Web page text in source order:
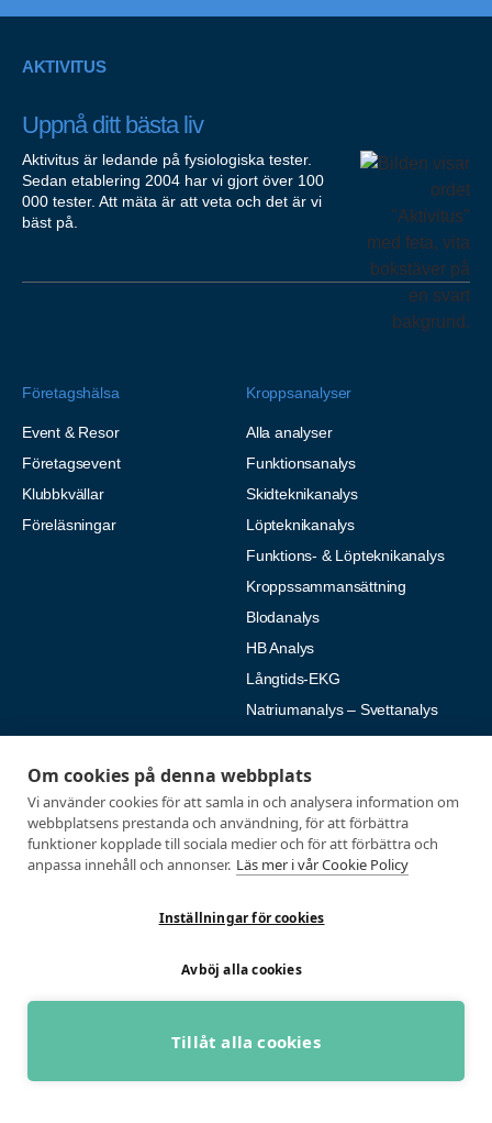
Om cookies på denna webbplats
Vi använder cookies för att samla in och analysera information om
webbplatsens prestanda och användning, för att förbättra
funktioner kopplade till sociala medier och för att förbättra och
anpassa innehåll och annonser. Läs mer i vår Cookie Policy
Inställningar för cookies
Avböj alla cookies
Tillåt alla cookies
AKTIVITUS
Uppnå ditt bästa liv
Aktivitus är ledande på fysiologiska tester.
Sedan etablering 2004 har vi gjort över 100
000 tester. Att mäta är att veta och det är vi
bäst på.
Företagshälsa
Event & Resor
Företagsevent
Klubbkvällar
Föreläsningar
Kroppsanalyser
Alla analyser
Funktionsanalys
Skidteknikanalys
Löpteknikanalys
Funktions- & Löpteknikanalys
Kroppssammansättning
Blodanalys
HB Analys
Långtids-EKG
Natriumanalys – Svettanalys
Alla tester
Tröskeltest cykel
Tröskeltest löpning
Tröskeltest triathlon (cykel +
Tröskeltest Duo
Mina sidor
Vanliga frågor
AUTOGIRO
Integritetspolicy